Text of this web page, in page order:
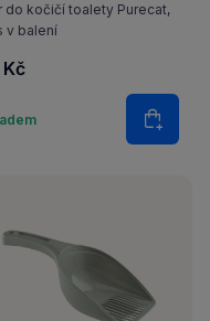
do kočičí toalety Purecat,
v balení
Kč
Množství
Do